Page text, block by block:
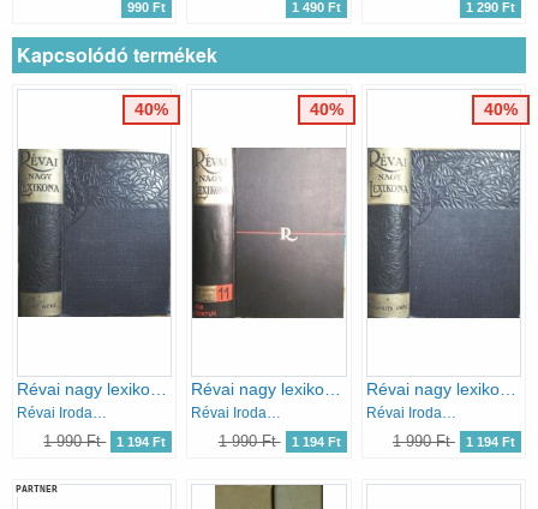
990 Ft 1 490 Ft 1 290 Ft
Kapcsolódó termékek
Révai Irodalmi Intézet
1 990 Ft 1 194 Ft
40%
Révai Irodalmi Intézet
1 990 Ft 1 194 Ft
40%
Révai nagy lexikona 8. (Földpálya-Grec)
Révai Irodalmi Intézet
1 990 Ft 1 194 Ft
40%
PARTNER